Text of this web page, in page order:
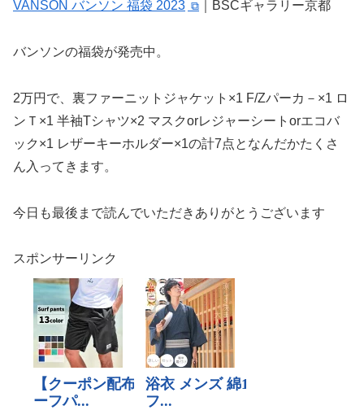
VANSON バンソン 福袋 2023 ｜BSCギャラリー京都
バンソンの福袋が発売中。
2万円で、裏ファーニットジャケット×1 F/Zパーカ－×1 ロ
ンＴ×1 半袖Tシャツ×2 マスクorレジャーシートorエコバ
ック×1 レザーキーホルダー×1の計7点となんだかたくさ
ん入ってきます。
今日も最後まで読んでいただきありがとうございます
スポンサーリンク